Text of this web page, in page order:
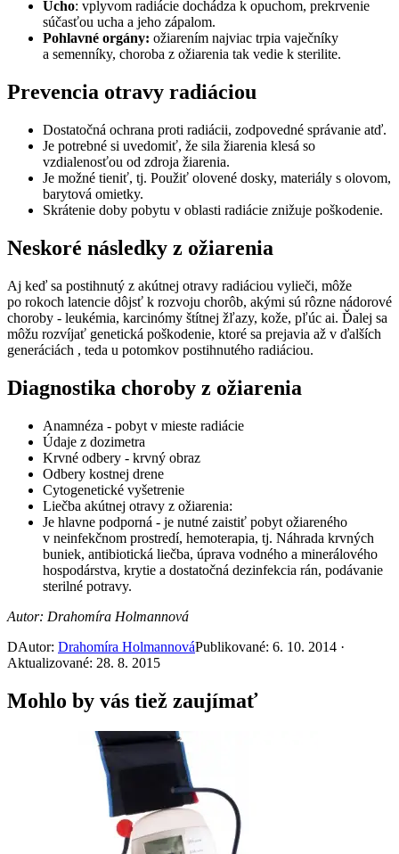
Ucho: vplyvom radiácie dochádza k opuchom, prekrvenie
súčasťou ucha a jeho zápalom.
Pohlavné orgány: ožiarením najviac trpia vaječníky
a semenníky, choroba z ožiarenia tak vedie k sterilite.
Prevencia otravy radiáciou
Dostatočná ochrana proti radiácii, zodpovedné správanie atď.
Je potrebné si uvedomiť, že sila žiarenia klesá so
vzdialenosťou od zdroja žiarenia.
Je možné tieniť, tj. Použiť olovené dosky, materiály s olovom,
barytová omietky.
Skrátenie doby pobytu v oblasti radiácie znižuje poškodenie.
Neskoré následky z ožiarenia
Aj keď sa postihnutý z akútnej otravy radiáciou vylieči, môže
po rokoch latencie dôjsť k rozvoju chorôb, akými sú rôzne nádorové
choroby - leukémia, karcinómy štítnej žľazy, kože, pľúc ai. Ďalej sa
môžu rozvíjať genetická poškodenie, ktoré sa prejavia až v ďalších
generáciách , teda u potomkov postihnutého radiáciou.
Diagnostika choroby z ožiarenia
Anamnéza - pobyt v mieste radiácie
Údaje z dozimetra
Krvné odbery - krvný obraz
Odbery kostnej drene
Cytogenetické vyšetrenie
Liečba akútnej otravy z ožiarenia:
Je hlavne podporná - je nutné zaistiť pobyt ožiareného
v neinfekčnom prostredí, hemoterapia, tj. Náhrada krvných
buniek, antibiotická liečba, úprava vodného a minerálového
hospodárstva, krytie a dostatočná dezinfekcia rán, podávanie
sterilné potravy.
Autor: Drahomíra Holmannová
DAutor: Drahomíra HolmannováPublikované: 6. 10. 2014 ·
Aktualizované: 28. 8. 2015
Mohlo by vás tiež zaujímať